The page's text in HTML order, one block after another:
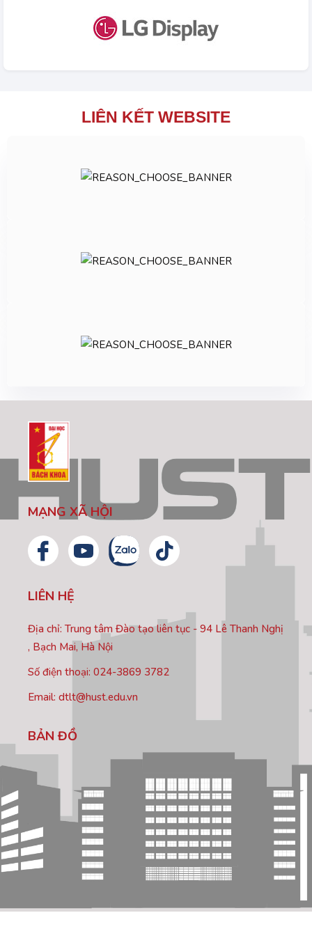
LIÊN KẾT WEBSITE
MẠNG XÃ HỘI
LIÊN HỆ
Địa chỉ: Trung tâm Đào tạo liên tục - 94 Lê Thanh Nghị
, Bạch Mai, Hà Nội
Số điện thoại: 024-3869 3782
Email: dtlt@hust.edu.vn
BẢN ĐỒ